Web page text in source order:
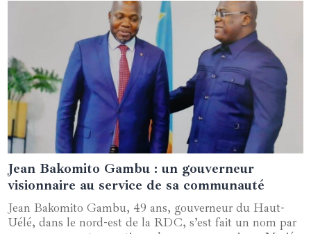
07 juillet 2024
Jean Bakomito Gambu : un gouverneur
visionnaire au service de sa communauté
Jean Bakomito Gambu, 49 ans, gouverneur du Haut-
Uélé, dans le nord-est de la RDC, s’est fait un nom par